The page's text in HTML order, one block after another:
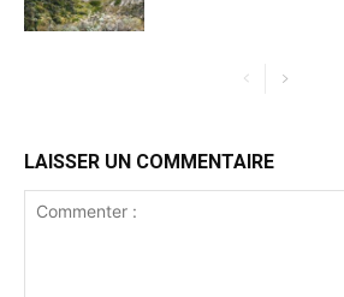
LAISSER UN COMMENTAIRE